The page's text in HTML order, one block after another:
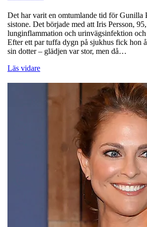
Det har varit en omtumlande tid för Gunilla
sistone. Det började med att Iris Persson,
lunginflammation och urinvägsinfektion
Efter ett par tuffa dygn på sjukhus fick hon
sin dotter – glädjen var stor, men då…
Läs vidare